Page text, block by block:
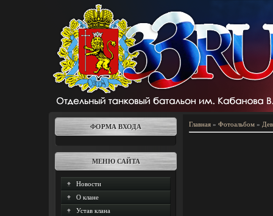
ФОРМА ВХОДА
МЕНЮ САЙТА
Новости
О клане
Устав клана
Главная » Фотоальбом »